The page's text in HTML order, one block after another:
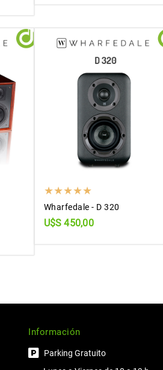
Wharfedale - D 320
U$S 450,00
Información
Parking Gratuito